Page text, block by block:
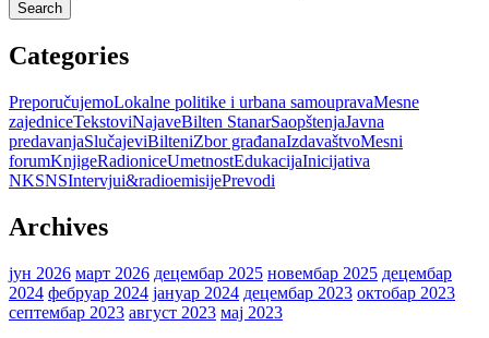
Categories
PreporučujemoLokalne politike i urbana samoupravaMesne
zajedniceTekstoviNajaveBilten StanarSaopštenjaJavna
predavanjaSlučajeviBilteniZbor građanaIzdavaštvoMesni
forumKnjigeRadioniceUmetnostEdukacijaInicijativa
NKSNSIntervjui&radioemisijePrevodi
Archives
јун 2026 март 2026 децембар 2025 новембар 2025 децембар
2024 фебруар 2024 јануар 2024 децембар 2023 октобар 2023
септембар 2023 август 2023 мај 2023